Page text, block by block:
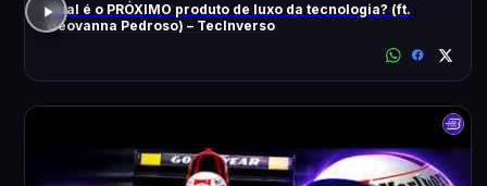
Qual é o PRÓXIMO produto de luxo da tecnologia? (ft.
Geovanna Pedroso) – TecInverso